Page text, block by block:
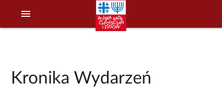
menu
Kronika Wydarzeń